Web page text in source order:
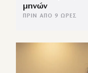
μηνών
ΠΡΙΝ ΑΠΌ 9 ΏΡΕΣ